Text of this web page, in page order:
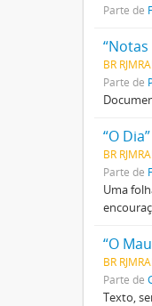
Parte de
BR
Parte de
“O Dia”
BR
Parte de
Uma
“O
BR
Parte de
Texto,